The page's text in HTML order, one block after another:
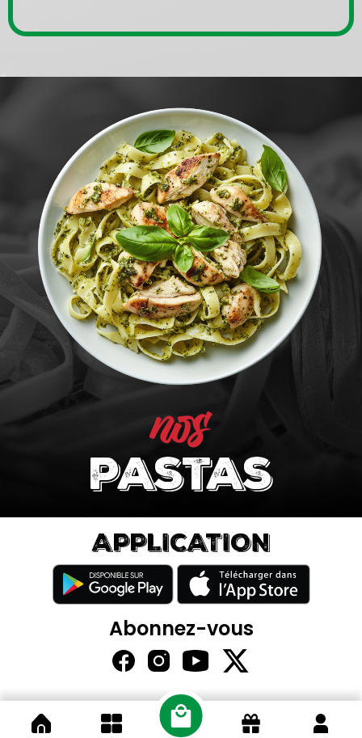
nos
pastas
APPLICATION
Abonnez-vous